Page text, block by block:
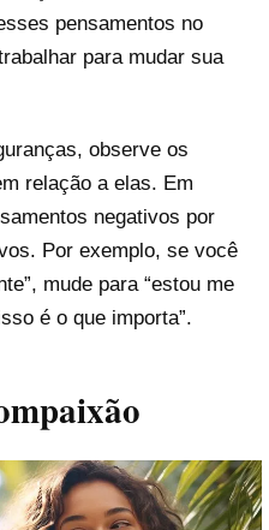
pensamentos no
para mudar sua
observe os
relação a elas. Em
negativos por
Por exemplo, se você
mude para “estou me
é o que importa”.